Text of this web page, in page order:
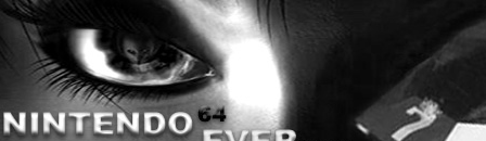
Warning: Undefined array key "HTTP_REFERER" in /
Warning: Undefined array key "HTTP_REFERER" in /